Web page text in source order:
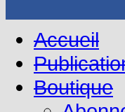
Accueil
Boutique